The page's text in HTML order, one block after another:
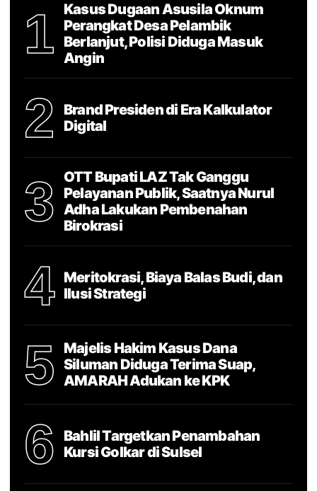
1
Kasus Dugaan Asusila Oknum
Perangkat Desa Pelambik
Berlanjut, Polisi Diduga Masuk
Angin
2
Brand Presiden di Era Kalkulator
Digital
3
OTT Bupati LAZ Tak Ganggu
Pelayanan Publik, Saatnya Nurul
Adha Lakukan Pembenahan
Birokrasi
4
Meritokrasi, Biaya Balas Budi, dan
Ilusi Strategi
5
Majelis Hakim Kasus Dana
Siluman Diduga Terima Suap,
AMARAH Adukan ke KPK
6
Bahlil Targetkan Penambahan
Kursi Golkar di Sulsel